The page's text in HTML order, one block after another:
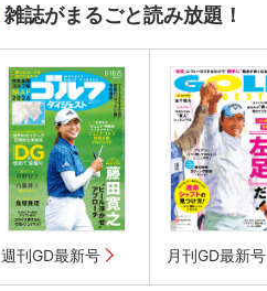
雑誌がまるごと読み放題！
週刊GD最新号 月刊GD最新号